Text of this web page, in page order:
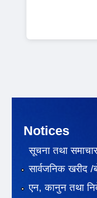
Notices
सूचना तथा समाचार
सार्वजनिक खरीद
एन, कानुन तथा